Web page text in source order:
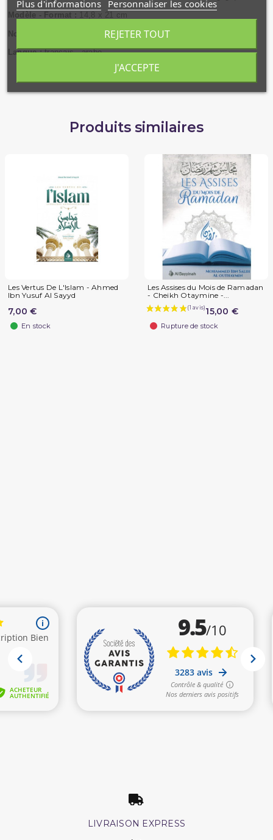
Modèle - Format : 14,8 x 21 cm
Nombre de pages :
Langue :français - arabe
Produits similaires
Les Vertus De L'Islam - Ahmed
Ibn Yusuf Al Sayyd
7,00 €
En stock
Les Assises du Mois de Ramadan
- Cheikh Otaymine -...
15,00 €
Rupture de stock
LIVRAISON EXPRESS
Plus d'informations Personnaliser les cookies
REJETER TOUT
J'ACCEPTE